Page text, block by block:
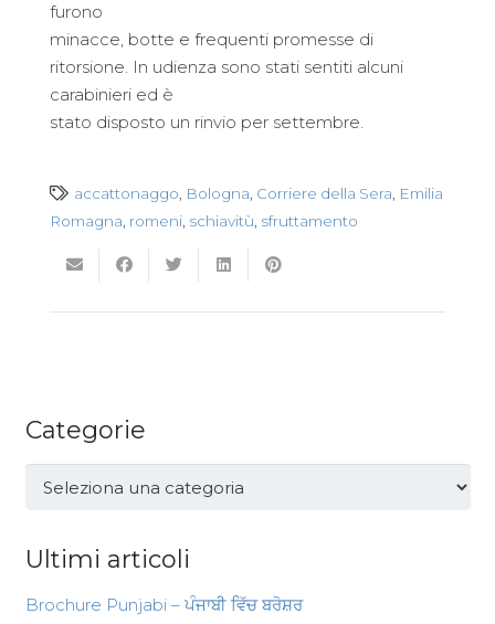
furono
minacce, botte e frequenti promesse di
ritorsione. In udienza sono stati sentiti alcuni
carabinieri ed è
stato disposto un rinvio per settembre.
accattonaggo, Bologna, Corriere della Sera, Emilia
Romagna, romeni, schiavitù, sfruttamento
Categorie
Categorie
Ultimi articoli
Brochure Punjabi – ਪੰਜਾਬੀ ਵਿੱਚ ਬਰੋਸ਼ਰ